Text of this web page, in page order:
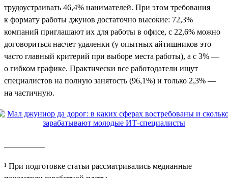
трудоустраивать 46,4% нанимателей. При этом требования
к формату работы джунов достаточно высокие: 72,3%
компаний приглашают их для работы в офисе, с 22,6% можно
договориться насчет удаленки (у опытных айтишников это
часто главный критерий при выборе места работы), а с 3% —
о гибком графике. Практически все работодатели ищут
специалистов на полную занятость (96,1%) и только 2,3% —
на частичную.
¹ При подготовке статьи рассматривались медианные